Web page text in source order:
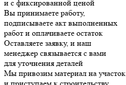
и с фиксированной ценой
Вы принимаете работу,
подписываете акт выполненных
работ и оплачиваете остаток
Оставляете заявку, и наш
менеджер связывается с вами
для уточнения деталей
Мы привозим материал на участок